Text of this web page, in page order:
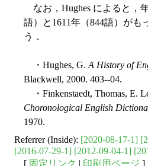
なお，Hughes によると，
語）と1611年（844語）がも
う．
・Hughes, G. A History of
Blackwell, 2000. 403--04.
・Finkenstaedt, Thomas, E.
Choronological English
1970.
Referrer (Inside): [2020-08-17-1]
[2016-07-29-1] [2012-09-04-1]
[ 固定リンク | 印刷用ページ ]